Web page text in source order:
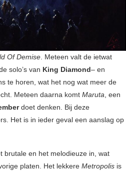
Of Demise. Meteen valt de ietwat
solo’s van King Diamond– en
te horen, wat het nog wat meer de
Meteen daarna komt Maruta, een
doet denken. Bij deze
Het is in ieder geval een aanslag op
brutale en het melodieuze in, wat
platen. Het lekkere Metropolis is